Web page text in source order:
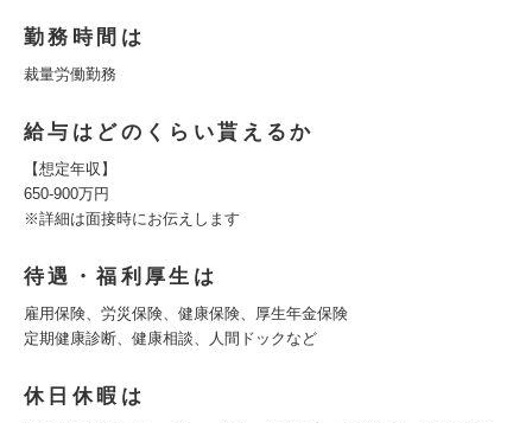
勤務時間は
裁量労働勤務
給与はどのくらい貰えるか
【想定年収】
650-900万円
※詳細は面接時にお伝えします
待遇・福利厚生は
雇用保険、労災保険、健康保険、厚生年金保険
定期健康診断、健康相談、人間ドックなど
休日休暇は